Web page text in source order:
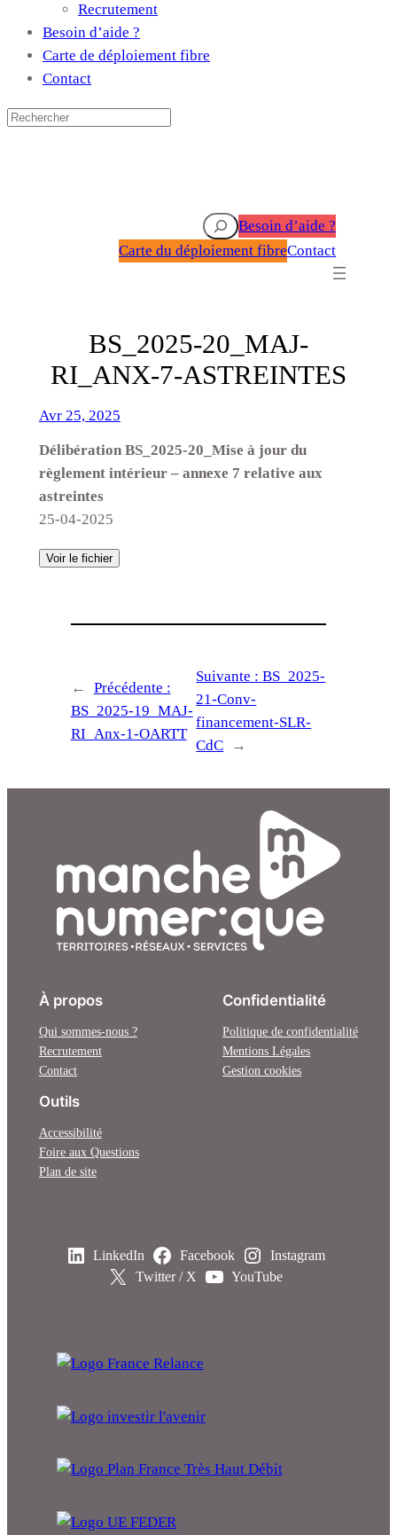
Recrutement
Besoin d’aide ?
Carte de déploiement fibre
Contact
RechercherBesoin d’aide ?
Carte du déploiement fibreContact
BS_2025-20_MAJ-
RI_ANX-7-ASTREINTES
Avr 25, 2025
Délibération BS_2025-20_Mise à jour du
règlement intérieur – annexe 7 relative aux
astreintes
25-04-2025
Voir le fichier
←
Précédente :
BS_2025-19_MAJ-
RI_Anx-1-OARTT
Suivante :BS_2025-
21-Conv-
financement-SLR-
CdC
→
À propos
Qui sommes-nous ?
Recrutement
Contact
Confidentialité
Politique de confidentialité
Mentions Légales
Gestion cookies
Outils
Accessibilité
Foire aux Questions
Plan de site
LinkedIn Facebook
Instagram
Twitter / X
YouTube